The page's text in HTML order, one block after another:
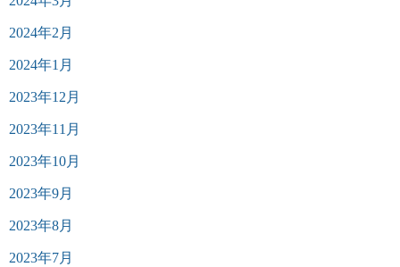
2024年2月
2024年1月
2023年12月
2023年11月
2023年10月
2023年9月
2023年8月
2023年7月